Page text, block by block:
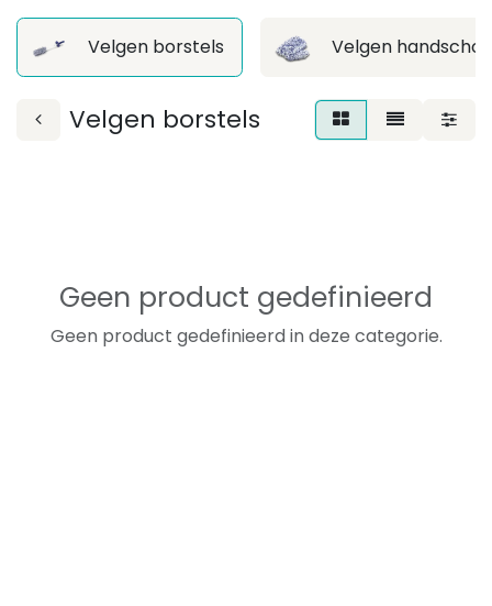
Velgen borstels Velgen
Velgen borstels
Geen product gedefinieerd
Geen product gedefinieerd in deze categorie.